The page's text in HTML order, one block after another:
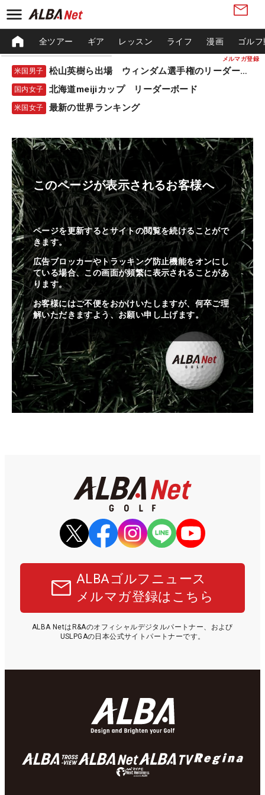
メルマガ登録
全ツアー ギア レッスン ライフ 漫画 ゴル
米国男子 松山英樹ら出場 ウィンダム選手権のリーダーボード
国内女子 北海道meijiカップ リーダーボード
米国女子 最新の世界ランキング
このページが表示されるお客様へ
ページを更新するとサイトの閲覧を続けることがで
きます。
広告ブロッカーやトラッキング防止機能をオンにし
ている場合、この画面が頻繁に表示されることがあ
ります。
お客様にはご不便をおかけいたしますが、何卒ご理
解いただきますよう、お願い申し上げます。
ALBAゴルフニュース
メルマガ登録はこちら
ALBA NetはR&Aのオフィシャルデジタルパートナー、および
USLPGAの日本公式サイトパートナーです。